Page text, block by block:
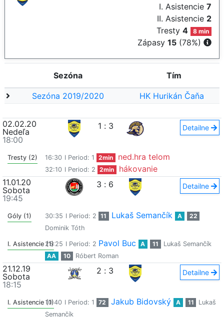
I. Asistencie 7
II. Asistencie 2
Tresty4 8 min
Zápasy 15 (78%)
Sezóna Tím
Sezóna 2019/2020 HK Hurikán Čaňa
02.02.20
Nedeľa
18:00
1 : 3 Detailne
Tresty (2) 16:30 I Period: 1 2min ned.hra telom
32:10 I Period: 2 2min
hákovanie
11.01.20
Sobota
19:45
3 : 6 Detailne
Góly (1) 30:35 I Period: 2 11 Lukaš Semančík A
22
Dominik Tóth
I. Asistencie (1)25:25 I Period: 2 Pavol Buc A 11
Lukaš Semančík
AA
10 Róbert Roman
21.12.19
Sobota
18:15
2 : 3 Detailne
I. Asistencie (1)10:40 I Period: 1 72 Jakub Bidovský A 11
Lukaš
Semančík